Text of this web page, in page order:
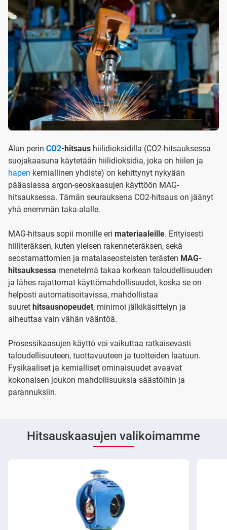
Alun perin CO2-hitsaus hiilidioksidilla (CO2-hitsauksessa
suojakaasuna käytetään hiilidioksidia, joka on hiilen ja
hapen kemiallinen yhdiste) on kehittynyt nykyään
pääasiassa argon-seoskaasujen käyttöön MAG-
hitsauksessa. Tämän seurauksena CO2-hitsaus on jäänyt
yhä enemmän taka-alalle.
MAG-hitsaus sopii monille eri materiaaleille. Erityisesti
hiiliteräksen, kuten yleisen rakenneteräksen, sekä
seostamattomien ja matalaseosteisten terästen MAG-
hitsauksessa menetelmä takaa korkean taloudellisuuden
ja lähes rajattomat käyttömahdollisuudet, koska se on
helposti automatisoitavissa, mahdollistaa
suuret hitsausnopeudet, minimoi jälkikäsittelyn ja
aiheuttaa vain vähän vääntöä.
Prosessikaasujen käyttö voi vaikuttaa ratkaisevasti
taloudellisuuteen, tuottavuuteen ja tuotteiden laatuun.
Fysikaaliset ja kemialliset ominaisuudet avaavat
kokonaisen joukon mahdollisuuksia säästöihin ja
parannuksiin.
Hitsauskaasujen valikoimamme